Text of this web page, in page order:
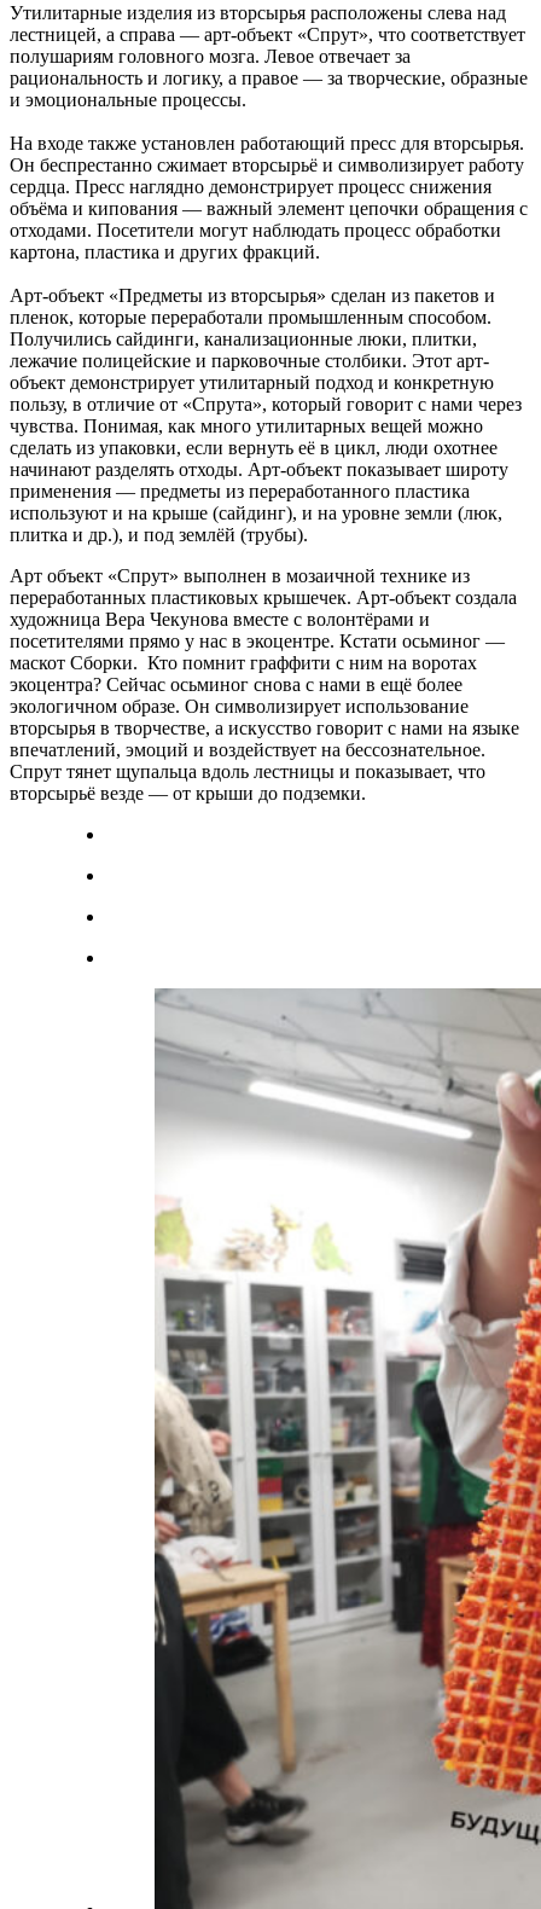
Утилитарные изделия из вторсырья расположены слева над
лестницей, а справа — арт-объект «Спрут», что соответствует
полушариям головного мозга. Левое отвечает за
рациональность и логику, а правое — за творческие, образные
и эмоциональные процессы.
На входе также установлен работающий пресс для вторсырья.
Он беспрестанно сжимает вторсырьё и символизирует работу
сердца. Пресс наглядно демонстрирует процесс снижения
объёма и кипования — важный элемент цепочки обращения с
отходами. Посетители могут наблюдать процесс обработки
картона, пластика и других фракций.
Арт-объект «Предметы из вторсырья» сделан из пакетов и
пленок, которые переработали промышленным способом.
Получились сайдинги, канализационные люки, плитки,
лежачие полицейские и парковочные столбики. Этот арт-
объект демонстрирует утилитарный подход и конкретную
пользу, в отличие от «Спрута», который говорит с нами через
чувства. Понимая, как много утилитарных вещей можно
сделать из упаковки, если вернуть её в цикл, люди охотнее
начинают разделять отходы. Арт-объект показывает широту
применения — предметы из переработанного пластика
используют и на крыше (сайдинг), и на уровне земли (люк,
плитка и др.), и под землёй (трубы).
Арт объект «Спрут» выполнен в мозаичной технике из
переработанных пластиковых крышечек. Арт-объект создала
художница Вера Чекунова вместе с волонтёрами и
посетителями прямо у нас в экоцентре. Кстати осьминог —
маскот Сборки. Кто помнит граффити с ним на воротах
экоцентра? Сейчас осьминог снова с нами в ещё более
экологичном образе. Он символизирует использование
вторсырья в творчестве, а искусство говорит с нами на языке
впечатлений, эмоций и воздействует на бессознательное.
Спрут тянет щупальца вдоль лестницы и показывает, что
вторсырьё везде — от крыши до подземки.